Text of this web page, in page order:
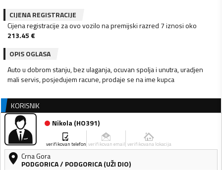
CIJENA REGISTRACIJE
Cijena registracije za ovo vozilo na premijski razred 7 iznosi oko
213.45 €
OPIS OGLASA
Auto u dobrom stanju, bez ulaganja, ocuvan spolja i unutra, uradjen
mali servis, posjedujem racune, prodaje se na ime kupca
KORISNIK
Nikola(HO391)
verifikovan telefon verifikovan email verifikovana lokacija
Crna Gora
PODGORICA/ PODGORICA (UŽI DIO)